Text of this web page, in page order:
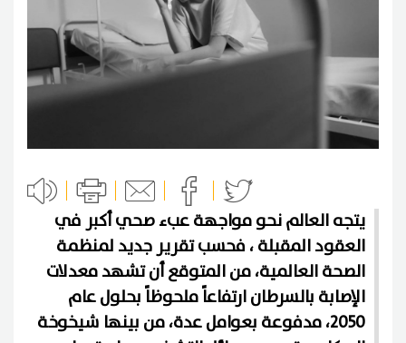
يتجه العالم نحو مواجهة عبء صحي أكبر في
العقود المقبلة ، فحسب تقرير جديد لمنظمة
الصحة العالمية، من المتوقع أن تشهد معدلات
الإصابة بالسرطان ارتفاعاً ملحوظاً بحلول عام
2050، مدفوعة بعوامل عدة، من بينها شيخوخة